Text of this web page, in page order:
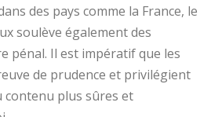
des pays comme la France, le
soulève également des
pénal. Il est impératif que les
de prudence et privilégient
contenu plus sûres et